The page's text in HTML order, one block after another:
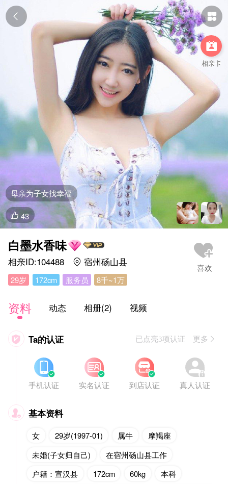
 

相亲卡
 43
母亲为子女找幸福
白墨水香味
相亲ID:104488  宿州砀山县
29岁 172cm 服务员 8千~1万
资料 动态 相册(2) 视频
 Ta的认证 已点亮3项认证 更多


手机认证


实名认证


到店认证


真人认证
 基本资料
女 29岁(1997-01) 属牛
摩羯座
未婚(子女归自己)
在宿州砀山县工作
户籍：宣汉县
172cm 60kg
本科